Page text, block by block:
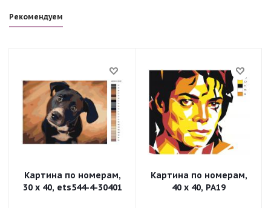
Рекомендуем
Картина по номерам,
30 x 40, ets544-4-30401
Картина по номерам,
40 x 40, PA19